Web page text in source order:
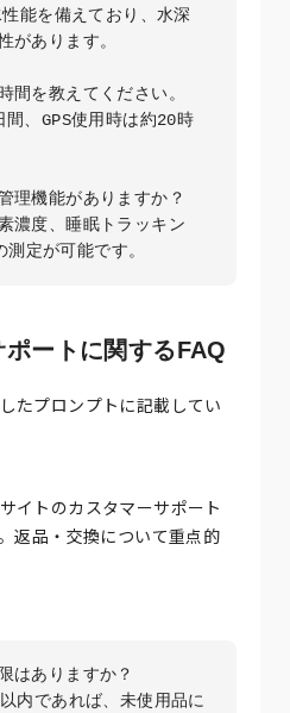
能を備えており、水深
があります。
を教えてください。
、GPS使用時は約20時
理機能がありますか？
濃度、睡眠トラッキン
ートに関するFAQ
たプロンプトに記載してい
イトのカスタマーサポート
返品・交換について重点的
はありますか？
内であれば、未使用品に